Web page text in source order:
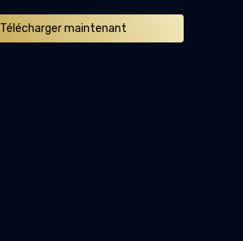
Télécharger maintenant